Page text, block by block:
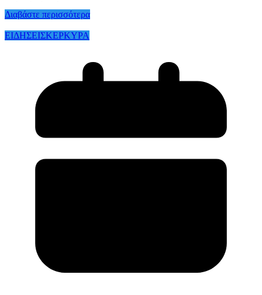
Διαβάστε περισσότερα
ΕΙΔΗΣΕΙΣΚΕΡΚΥΡΑ